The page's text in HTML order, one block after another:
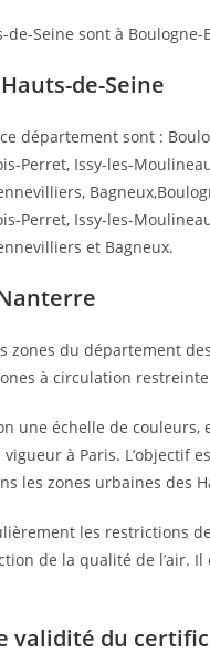
de-Seine sont à
de-Seine
département sont :
Perret, Issy-les-
Perret, Issy-les-
et Bagneux.
zones du département
à circulation
une échelle de
à Paris. L’objectif
les zones urbaines des
les restrictions
de la qualité de l’air.
validité du